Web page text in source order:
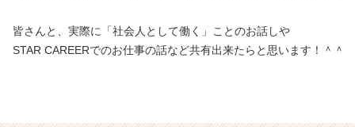
皆さんと、実際に「社会人として働く」ことのお話しや
STAR CAREERでのお仕事の話など共有出来たらと思います！＾＾